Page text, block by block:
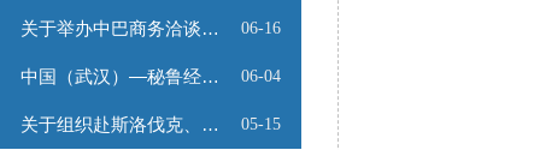
关于举办中巴商务洽谈会的通知 06-16
中国（武汉）—秘鲁经贸合作推介会邀请函 06-04
关于组织赴斯洛伐克、奥地利商务考察的函 05-15